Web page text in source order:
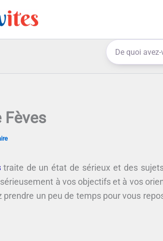
Fèves
traite de un état de sérieux et des
à vos objectifs et à vos
prendre un peu de temps pour vous